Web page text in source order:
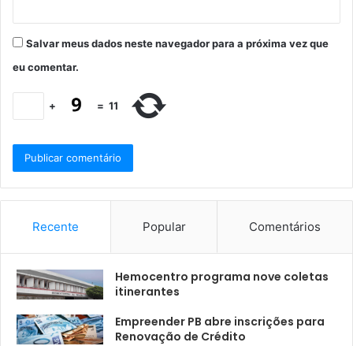
Salvar meus dados neste navegador para a próxima vez que
eu comentar.
+ = 11
Recente Popular Comentários
Hemocentro programa nove coletas
itinerantes
Empreender PB abre inscrições para
Renovação de Crédito